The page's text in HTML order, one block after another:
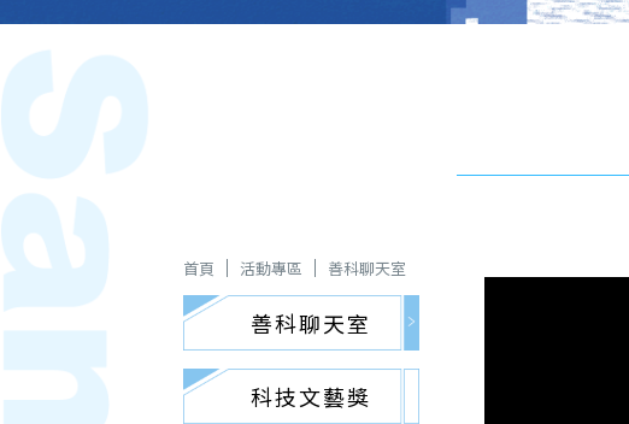
首頁 活動專區 善科聊天室
善科聊天室
科技文藝獎